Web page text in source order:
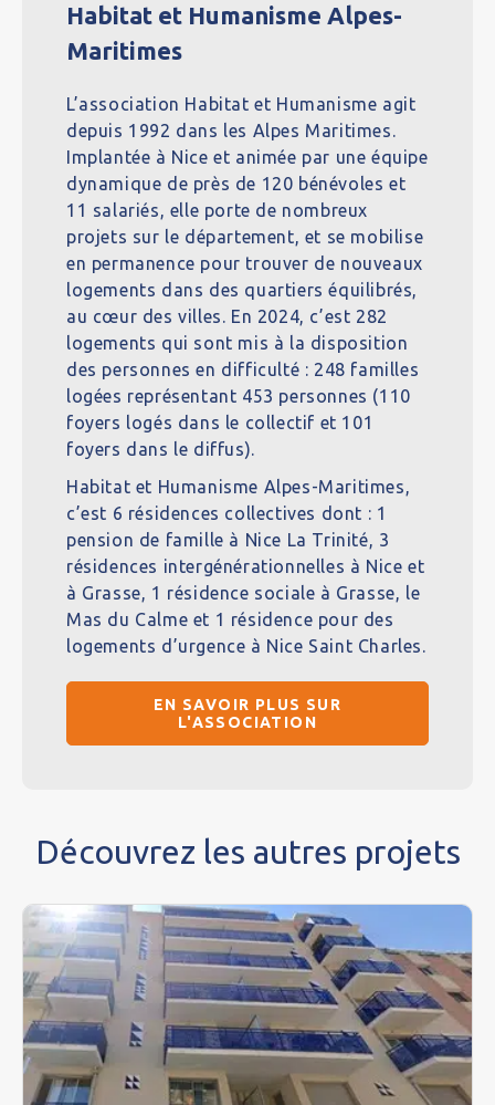
Habitat et Humanisme Alpes-
Maritimes
L’association Habitat et Humanisme agit
depuis 1992 dans les Alpes Maritimes.
Implantée à Nice et animée par une équipe
dynamique de près de 120 bénévoles et
11 salariés, elle porte de nombreux
projets sur le département, et se mobilise
en permanence pour trouver de nouveaux
logements dans des quartiers équilibrés,
au cœur des villes. En 2024, c’est 282
logements qui sont mis à la disposition
des personnes en difficulté : 248 familles
logées représentant 453 personnes (110
foyers logés dans le collectif et 101
foyers dans le diffus).
Habitat et Humanisme Alpes-Maritimes,
c’est 6 résidences collectives dont : 1
pension de famille à Nice La Trinité, 3
résidences intergénérationnelles à Nice et
à Grasse, 1 résidence sociale à Grasse, le
Mas du Calme et 1 résidence pour des
logements d’urgence à Nice Saint Charles.
EN SAVOIR PLUS SUR
L'ASSOCIATION
Découvrez les autres projets